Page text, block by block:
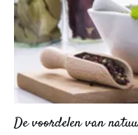
De voordelen van